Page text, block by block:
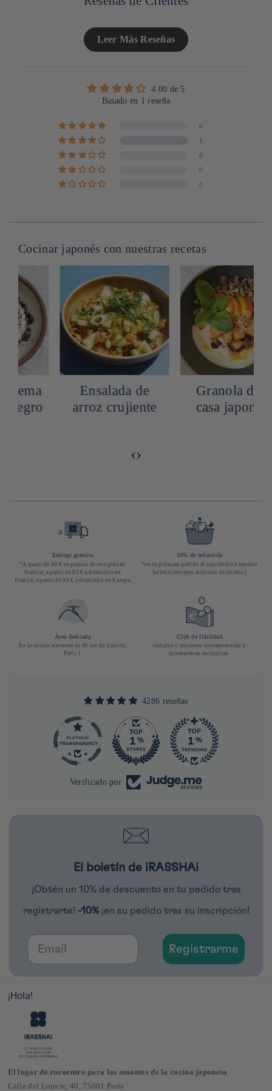
Leer Más Reseñas
4.00 de 5
Basado en 1 reseña
0
1
0
0
0
Cocinar japonés con nuestras recetas
Omurice: tortilla
de arroz japonesa
Pollo con crema
de sésamo negro
‹›
Entrega gratuita
*A partir de 50 € en puntos de recogida en
Francia; a partir de 85 € a domicilio en
Francia; a partir de 90 € a domicilio en Europa
10% de reducción
*en tu próximo pedido al suscribirte a nuestro
boletín (excepto artículos excluidos)
Área dedicada
En la cocina japonesa en 40 rue du Louvre,
París 1
Club de fidelidad
compras y misiones recompensadas y
recompensas exclusivas
4286 reseñas
Verificado por
El boletín de iRASSHAi
¡Obtén un 10% de descuento en tu pedido tras
registrarte! -10% ¡en su pedido tras su inscripción!
Email
Registrarme
¡Hola!
El lugar de encuentro para los amantes de la cocina japonesa
Calle del Louvre, 40, 75001 París